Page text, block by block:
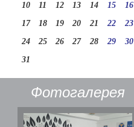
10
11 12 13 14 15
16
17
18 19 20 21 22
23
24
25 26 27 28 29
30
31
Фотогалерея